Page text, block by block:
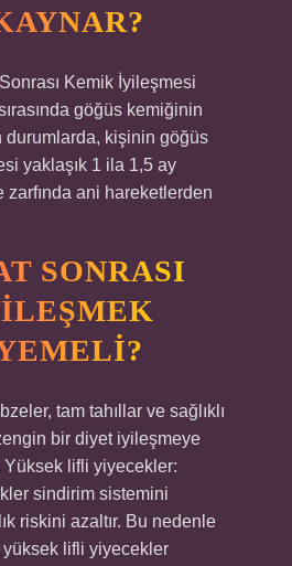
Kemik İyileşmesi
göğüs kemiğinin
durumlarda, kişinin göğüs
yaklaşık 1 ila 1,5 ay
zarfında ani hareketlerden
SONRASI
tam tahıllar ve sağlıklı
bir diyet iyileşmeye
Yüksek lifli yiyecekler:
sindirim sistemini
riskini azaltır. Bu nedenle
lifli yiyecekler